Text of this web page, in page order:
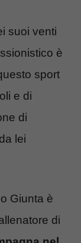
suoi venti
è
sport
e di
di
lei
Giunta è
di